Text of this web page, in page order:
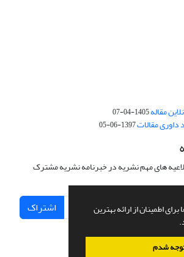
اطمینان از ارائه بهترین
شدم
مقاله1405-04-07
داوری مقالات1397-06-05
های مهم نشریه در خبرنامه نشریه مشترک
اشتراک